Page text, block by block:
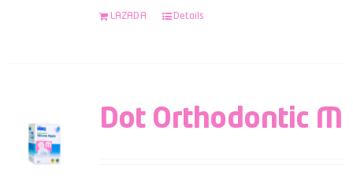
LAZADA Details
Dot Orthodontic M